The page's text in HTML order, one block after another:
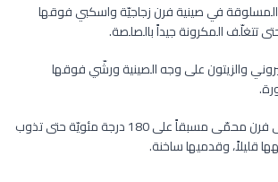
في صينية فرن زجاجيّة واسكبي فوقها
تتغلّف المكرونة جيداً بالصلصة.
والزيتون على وجه الصينية ورشّي فوقها
أدخلي الصينية إلى فرن محمّى مسبقاً على 180 درجة مئويّة حتى تذوب
قليلاً، وقدميها ساخنة.